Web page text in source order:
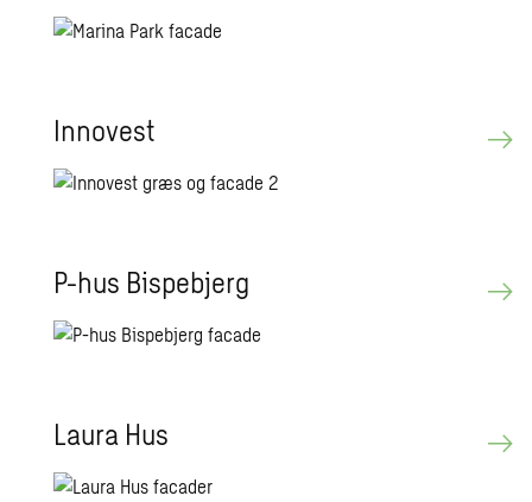
Innovest
P-hus Bispebjerg
Laura Hus